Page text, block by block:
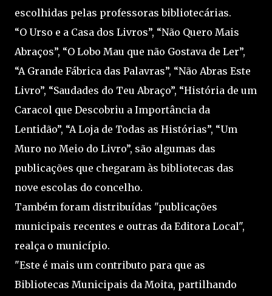
escolhidas pelas professoras bibliotecárias.
“O Urso e a Casa dos Livros”, “Não Quero Mais
Abraços”, “O Lobo Mau que não Gostava de Ler”,
“A Grande Fábrica das Palavras”, “Não Abras Este
Livro”, “Saudades do Teu Abraço”, “História de um
Caracol que Descobriu a Importância da
Lentidão”, “A Loja de Todas as Histórias”, “Um
Muro no Meio do Livro”, são algumas das
publicações que chegaram às bibliotecas das
nove escolas do concelho.
Também foram distribuídas "publicações
municipais recentes e outras da Editora Local",
realça o município.
"Este é mais um contributo para que as
Bibliotecas Municipais da Moita, partilhando